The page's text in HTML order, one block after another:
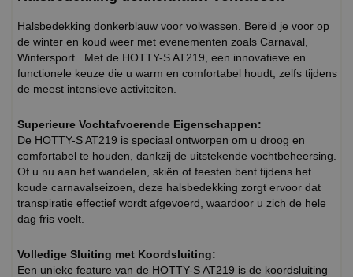
Halsbedekking donkerblauw voor volwassen. Bereid je voor op
de winter en koud weer met evenementen zoals Carnaval,
Wintersport. Met de HOTTY-S AT219, een innovatieve en
functionele keuze die u warm en comfortabel houdt, zelfs tijdens
de meest intensieve activiteiten.
Superieure Vochtafvoerende Eigenschappen:
De HOTTY-S AT219 is speciaal ontworpen om u droog en
comfortabel te houden, dankzij de uitstekende vochtbeheersing.
Of u nu aan het wandelen, skiën of feesten bent tijdens het
koude carnavalseizoen, deze halsbedekking zorgt ervoor dat
transpiratie effectief wordt afgevoerd, waardoor u zich de hele
dag fris voelt.
Volledige Sluiting met Koordsluiting:
Een unieke feature van de HOTTY-S AT219 is de koordsluiting